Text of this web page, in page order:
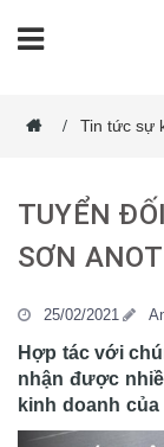
/ Tin tức sự
TUYỂN
SƠN
25/02/2021
Hợp tác với
nhận được
kinh doanh của